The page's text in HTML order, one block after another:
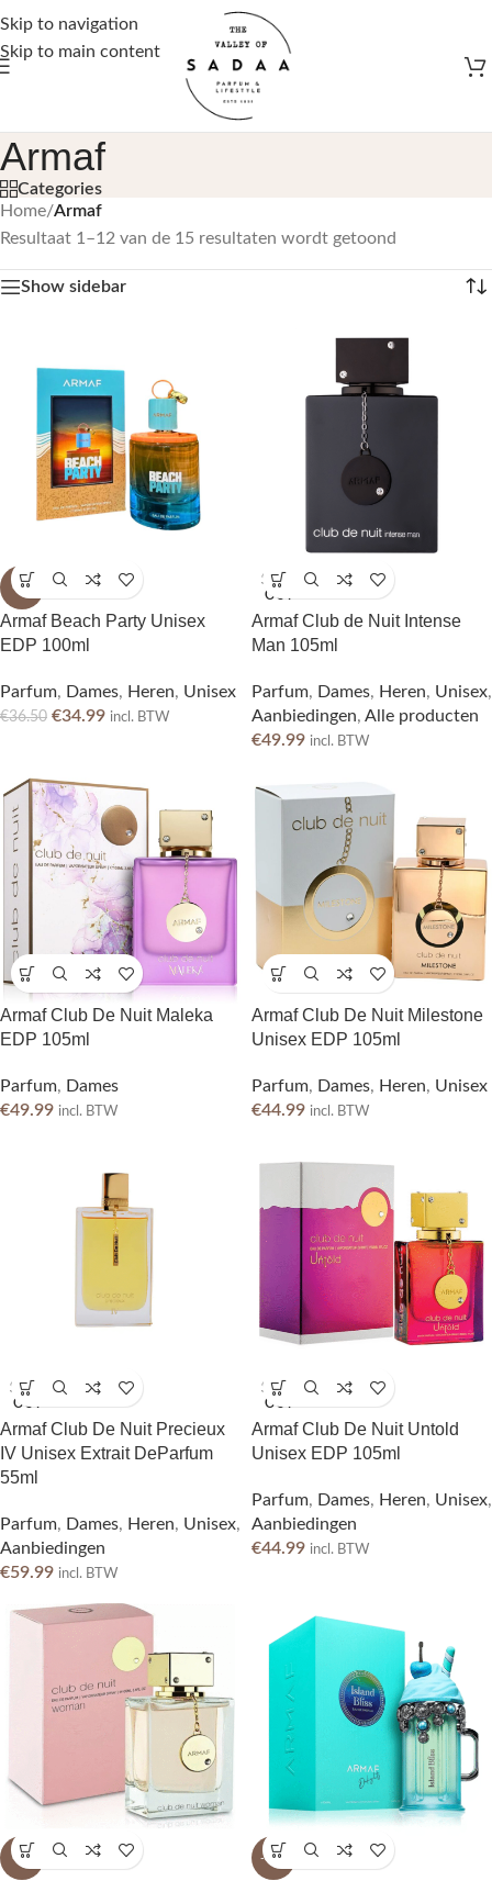
Skip to navigation
Skip to main content
Gratis verzending vanaf €50,-
Armaf
Categories
Home/Armaf
Resultaat 1–12 van de 15 resultaten wordt getoond
Show sidebar
-4%
Armaf Beach Party Unisex
EDP 100ml
Parfum, Dames, Heren, Unisex
€36.50 €34.99 incl. BTW
SOLD
OUT
Armaf Club de Nuit Intense
Man 105ml
Parfum, Dames, Heren, Unisex,
Aanbiedingen, Alle producten
€49.99 incl. BTW
Armaf Club De Nuit Maleka
EDP 105ml
Parfum, Dames
€49.99 incl. BTW
Armaf Club De Nuit Milestone
Unisex EDP 105ml
Parfum, Dames, Heren, Unisex
€44.99 incl. BTW
SOLD
OUT
Armaf Club De Nuit Precieux
IV Unisex Extrait DeParfum
55ml
Parfum, Dames, Heren, Unisex,
Aanbiedingen
€59.99 incl. BTW
SOLD
OUT
Armaf Club De Nuit Untold
Unisex EDP 105ml
Parfum, Dames, Heren, Unisex,
Aanbiedingen
€44.99 incl. BTW
-8% -34%